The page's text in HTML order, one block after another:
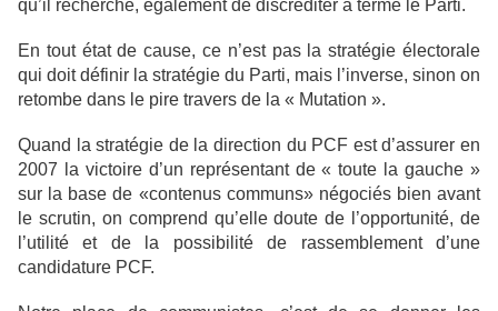
qu’il recherche, également de discréditer à terme le Parti.
En tout état de cause, ce n’est pas la stratégie électorale
qui doit définir la stratégie du Parti, mais l’inverse, sinon on
retombe dans le pire travers de la « Mutation ».
Quand la stratégie de la direction du PCF est d’assurer en
2007 la victoire d’un représentant de « toute la gauche »
sur la base de «contenus communs» négociés bien avant
le scrutin, on comprend qu’elle doute de l’opportunité, de
l’utilité et de la possibilité de rassemblement d’une
candidature PCF.